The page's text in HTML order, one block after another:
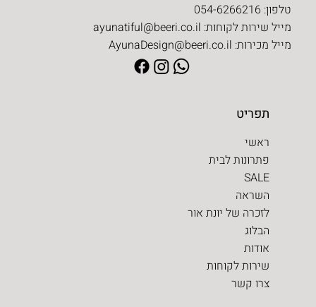
תפריט
ראשי
פתרונות לבית
SALE
השראה
לזכרה של יונת אור
הבלוג
אודות
שירות לקוחות
צרו קשר
טלפון: 054-6266216
מייל שירות לקוחות: ayunatiful@beeri.co.il
מייל מכירות: AyunaDesign@beeri.co.il